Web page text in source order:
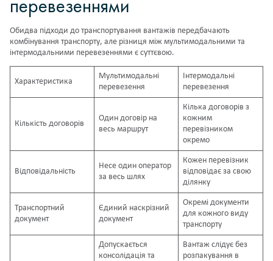
перевезеннями
Обидва підходи до транспортування вантажів передбачають
комбінування транспорту, але різниця між мультимодальними та
інтермодальними перевезеннями є суттєвою.
Характеристика
Мультимодальні
перевезення
Інтермодальні
перевезення
Кількість договорів
Один договір на
весь маршрут
Кілька договорів з
кожним
перевізником
окремо
Відповідальність
Несе один оператор
за весь шлях
Кожен перевізник
відповідає за свою
ділянку
Транспортний
документ
Єдиний наскрізний
документ
Окремі документи
для кожного виду
транспорту
Допускається
консолідація та
Вантаж слідує без
розпакування в